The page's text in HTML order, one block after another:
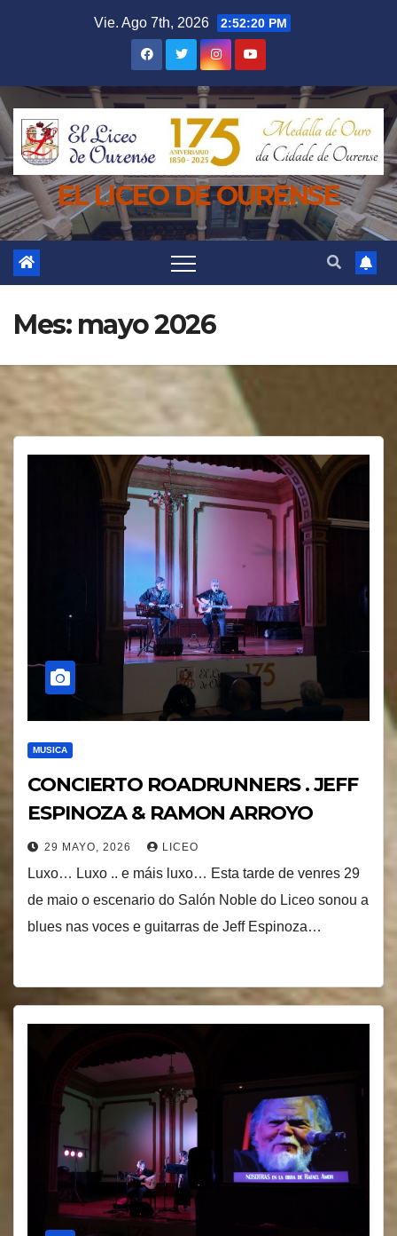
Vie. Ago 7th, 2026 2:52:21 PM
EL LICEO DE OURENSE
Mes: mayo 2026
MUSICA
CONCIERTO ROADRUNNERS . JEFF
ESPINOZA & RAMON ARROYO
29 MAYO, 2026 LICEO
Luxo… Luxo .. e máis luxo… Esta tarde de venres 29
de maio o escenario do Salón Noble do Liceo sonou a
blues nas voces e guitarras de Jeff Espinoza…